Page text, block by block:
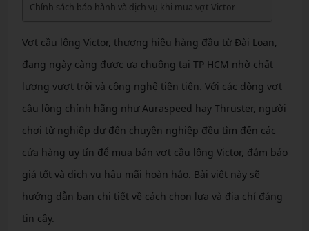
Chính sách bảo hành và dịch vụ khi mua vợt Victor
Vợt cầu lông Victor, thương hiệu hàng đầu từ Đài Loan,
đang ngày càng được ưa chuộng tại TP HCM nhờ chất
lượng vượt trội và công nghệ tiên tiến. Với các dòng vợt
cầu lông chính hãng như Auraspeed hay Thruster, người
chơi từ nghiệp dư đến chuyên nghiệp đều tìm đến các
cửa hàng uy tín để mua bán vợt cầu lông Victor, đảm bảo
giá tốt và dịch vụ hậu mãi hoàn hảo. Bài viết này sẽ
hướng dẫn bạn chi tiết về cách chọn lựa và địa chỉ đáng
tin cậy.